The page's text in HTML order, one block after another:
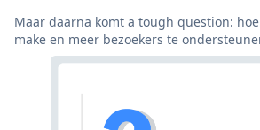
Maar daarna komt a tough question:
make en meer bezoekers te